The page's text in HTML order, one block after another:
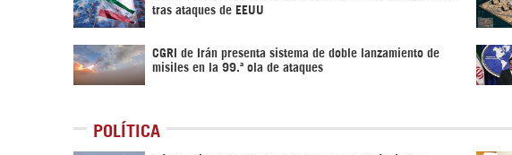
tras ataques de EEUU
CGRI de Irán presenta sistema de doble lanzamiento de
misiles en la 99.ª ola de ataques
POLÍTICA